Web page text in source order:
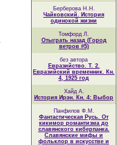
Берберова Н.Н.
Чайковский. История
одинокой жизни
Томфорд Л.
Отыграть назад (Город
ветров #5)
без автора
Евразийство. Т. 2.
Евразийский временник. Кн.
4, 1925 год
Хайд А.
История Ирэн. Кн. 4: Выбор
Панфилов Ф.М.
Фантастическая Русь. От
кикимор романтизма до
славянского киберпанка.
Славянские мифы и
фольклор в искусстве и